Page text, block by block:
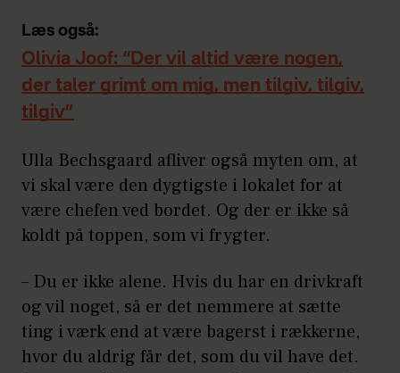
Læs også:
Olivia Joof: “Der vil altid være nogen,
der taler grimt om mig, men tilgiv, tilgiv,
tilgiv”
Ulla Bechsgaard afliver også myten om, at
vi skal være den dygtigste i lokalet for at
være chefen ved bordet. Og der er ikke så
koldt på toppen, som vi frygter.
– Du er ikke alene. Hvis du har en drivkraft
og vil noget, så er det nemmere at sætte
ting i værk end at være bagerst i rækkerne,
hvor du aldrig får det, som du vil have det.